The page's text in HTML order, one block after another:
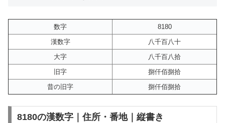
数字
8180
漢数字
八千百八十
大字
八千百八拾
旧字
捌仟佰捌拾
昔の旧字
捌仟佰捌拾
8180の漢数字｜住所・番地｜縦書き